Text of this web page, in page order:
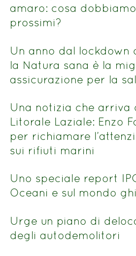
amaro: cosa
prossimi?
Un anno dal lockdown
la Natura sana è la
assicurazione per la
Una notizia che arriva
Litorale Laziale: Enzo
per richiamare
sui rifiuti marini
Uno speciale report
Oceani e sul mondo
Urge un piano di
degli autodemolitori